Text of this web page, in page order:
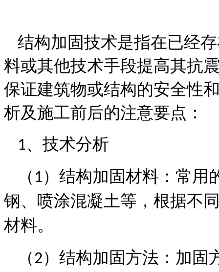
结构加固技术是指在已经
料或其他技术手段提高其抗
保证建筑物或结构的安全性
析及施工前后的注意要点：
1、 技术分析
（ 1）结构加固材料：常用
钢、喷涂混凝土等，根据不
材料。
（2）结构加固方法：加固